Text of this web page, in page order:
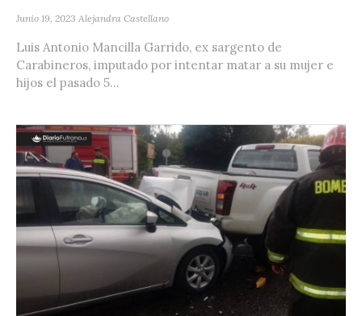
Junio 19, 2023 Alejandra Castellano
Luis Antonio Mancilla Garrido, ex sargento de
Carabineros, imputado por intentar matar a su mujer e
hijos el pasado 5...